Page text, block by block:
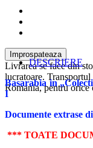
Livrarea se face din
lucratoare.
Romania, pentru
DESCRIERE
Basarabia in
I
Documente extrase
*** TOATE